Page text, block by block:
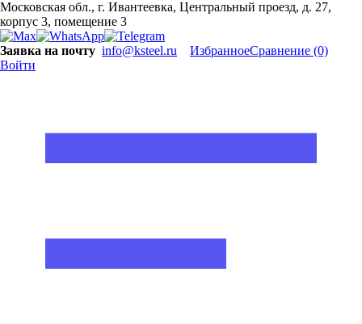
Московская обл., г. Ивантеевка, Центральный проезд, д. 27,
корпус 3, помещение 3
Заявка на почту info@ksteel.ru ИзбранноеСравнение (0)
Войти